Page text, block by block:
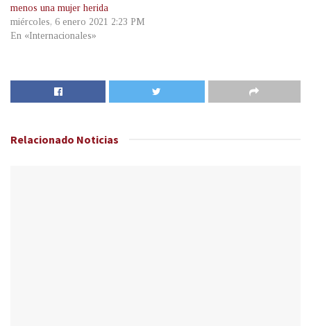
menos una mujer herida
miércoles, 6 enero 2021 2:23 PM
En «Internacionales»
Relacionado Noticias